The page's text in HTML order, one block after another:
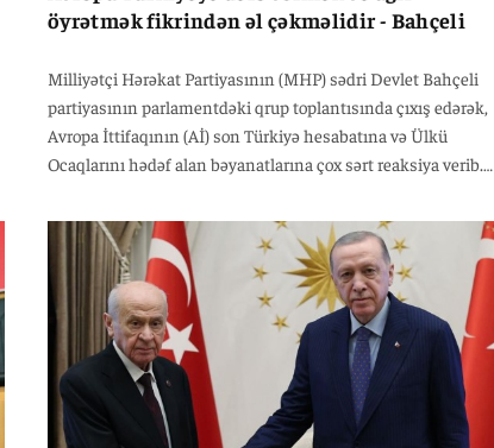
öyrətmək fikrindən əl çəkməlidir - Bahçeli
Milliyətçi Hərəkat Partiyasının (MHP) sədri Devlet Bahçeli
partiyasının parlamentdəki qrup toplantısında çıxış edərək,
Avropa İttifaqının (Aİ) son Türkiyə hesabatına və Ülkü
Ocaqlarını hədəf alan bəyanatlarına çox sərt reaksiya verib.
Trampın "Müdür mənəm" sözlərinə toxunan MHP lideri,
Avropanın İkinci Dünya Müharibəsindən bəri Vaşinqtonun
təhlükəsizlik kölgəsindən çıxa bilmədiyini qeyd edib.